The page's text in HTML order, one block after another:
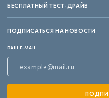
БЕСПЛАТНЫЙ ТЕСТ-ДРАЙВ
ПОДПИСАТЬСЯ НА НОВОСТИ
ВАШ E-MAIL